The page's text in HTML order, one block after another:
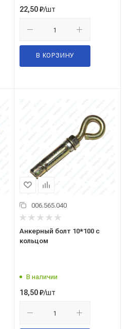
22,50₽/шт
В КОРЗИНУ
006.565.040
Анкерный болт 10*100 с
кольцом
В наличии
18,50₽/шт